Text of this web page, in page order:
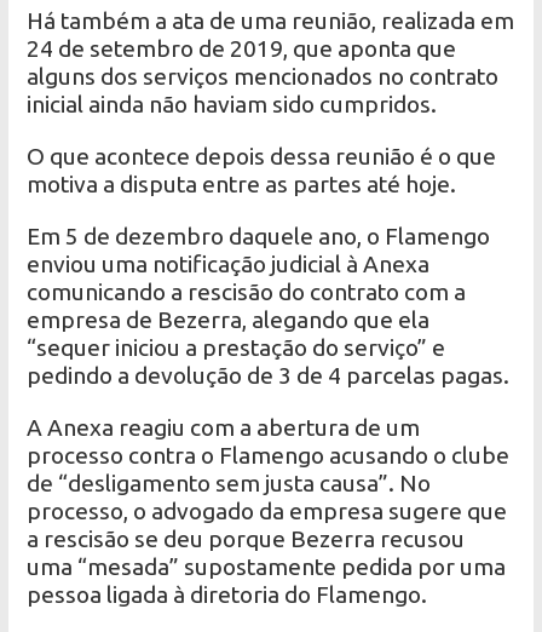
Há também a ata de uma reunião, realizada em
24 de setembro de 2019, que aponta que
alguns dos serviços mencionados no contrato
inicial ainda não haviam sido cumpridos.
O que acontece depois dessa reunião é o que
motiva a disputa entre as partes até hoje.
Em 5 de dezembro daquele ano, o Flamengo
enviou uma notificação judicial à Anexa
comunicando a rescisão do contrato com a
empresa de Bezerra, alegando que ela
“sequer iniciou a prestação do serviço” e
pedindo a devolução de 3 de 4 parcelas pagas.
A Anexa reagiu com a abertura de um
processo contra o Flamengo acusando o clube
de “desligamento sem justa causa”. No
processo, o advogado da empresa sugere que
a rescisão se deu porque Bezerra recusou
uma “mesada” supostamente pedida por uma
pessoa ligada à diretoria do Flamengo.